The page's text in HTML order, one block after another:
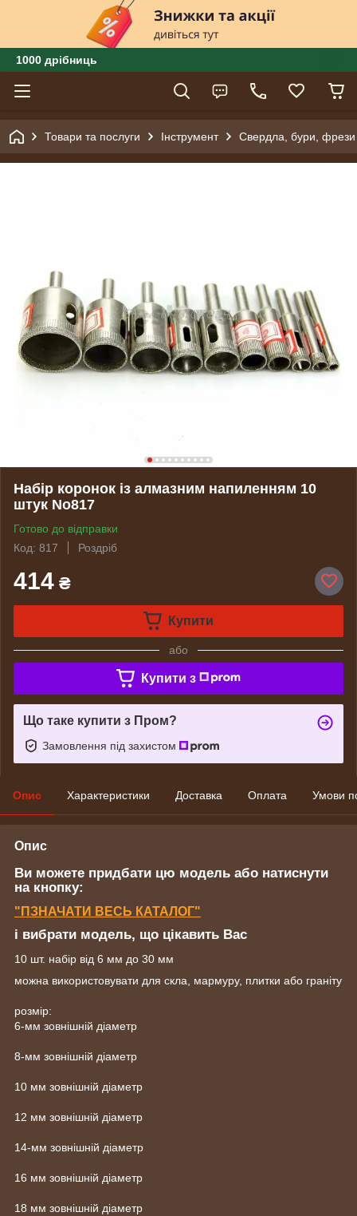
1000 дрібниць
Товари та послуги Інструмент Свердла, бури, фрези
Набір коронок із алмазним напиленням 10
штук No817
Готово до відправки
Код: 817
Роздріб
414 ₴
Купити
або
Купити з
Що таке купити з Пром?
Замовлення під захистом
Опис Характеристики Доставка Оплата Умови
Опис
Ви можете придбати цю модель або натиснути
на кнопку:
"ПЗНАЧАТИ ВЕСЬ КАТАЛОГ"
і вибрати модель, що цікавить Вас
10 шт. набір від 6 мм до 30 мм
можна використовувати для скла, мармуру, плитки або граніту
розмір:
6-мм зовнішній діаметр
8-мм зовнішній діаметр
10 мм зовнішній діаметр
12 мм зовнішній діаметр
14-мм зовнішній діаметр
16 мм зовнішній діаметр
18 мм зовнішній діаметр